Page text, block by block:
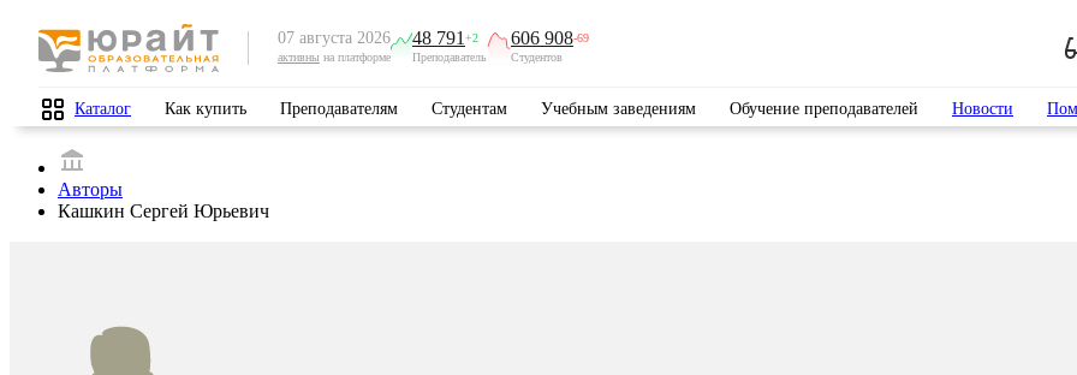
07 августа 2026
активны на платформе
48 791 +2
Преподаватель
606 908-69
Студентов
Каталог Как купить Преподавателям Студентам Учебным заведениям Обучение преподавателей Новости
Авторы
Кашкин Сергей Юрьевич